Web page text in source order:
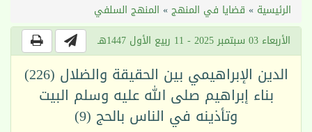
الرئيسية » قضايا في المنهج» المنهج السلفي
الأربعاء 03 سبتمبر 2025 - 11 ربيع الأول 1447هـ
الدين الإبراهيمي بين الحقيقة والضلال (226)
بناء إبراهيم صلى الله عليه وسلم البيت
وتأذينه في الناس بالحج (9)